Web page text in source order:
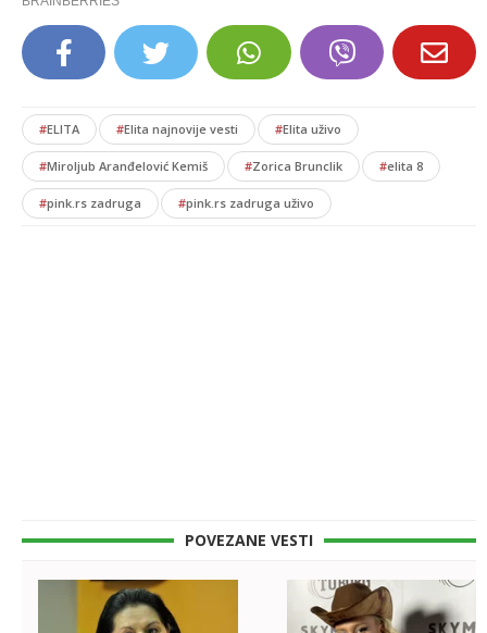
#ELITA #Elita najnovije vesti #Elita uživo
#Miroljub Aranđelović Kemiš #Zorica Brunclik #elita 8
#pink.rs zadruga #pink.rs zadruga uživo
POVEZANE VESTI